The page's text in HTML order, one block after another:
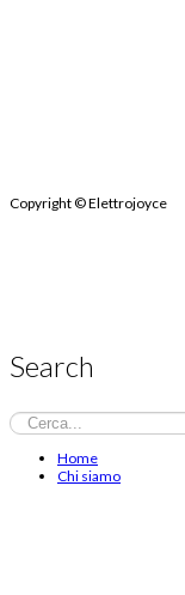
Copyright© Elettrojoyce
Search
Home
Chi siamo